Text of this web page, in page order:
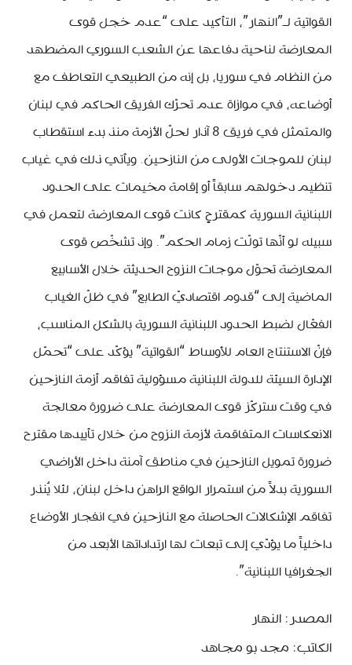
القواتية لـ”النهار”، التأكيد على “عدم خجل قوى
المعارضة لناحية دفاعها عن الشعب السوري المضطهد
من النظام في سوريا، بل إنه من الطبيعي التعاطف مع
أوضاعه، في موازاة عدم تحرّك الفريق الحاكم في لبنان
والمتمثل في فريق 8 آذار لحلّ الأزمة منذ بدء استقطاب
لبنان للموجات الأولى من النازحين. ويأتي ذلك في غياب
تنظيم دخولهم سابقاً أو إقامة مخيمات على الحدود
اللبنانية السورية كمقترحٍ كانت قوى المعارضة لتعمل في
سبيله لو أنّها تولّت زمام الحكم”. وإذ تشخّص قوى
المعارضة تحوّل موجات النزوح الحديثة خلال الأسابيع
الماضية إلى “قدوم اقتصاديّ الطابع” في ظلّ الغياب
الفعّال لضبط الحدود اللبنانية السورية بالشكل المناسب،
فإنّ الاستنتاج العام للأوساط “القواتية” يؤكّد على “تحمّل
الإدارة السيئة للدولة اللبنانية مسؤولية تفاقم أزمة النازحين
في وقت ستركّز قوى المعارضة على ضرورة معالجة
الانعكاسات المتفاقمة لأزمة النزوح من خلال تأييدها مقترح
ضرورة تمويل النازحين في مناطق آمنة داخل الأراضي
السورية بدلاً من استمرار الواقع الراهن داخل لبنان، لئلا يُنذر
تفاقم الإشكالات الحاصلة مع النازحين في انفجار الأوضاع
داخلياً ما يؤدّي إلى تبعات لها ارتداداتها الأبعد من
الجغرافيا اللبنانية”.
المصدر: النهار
الكاتب: مجد بو مجاهد